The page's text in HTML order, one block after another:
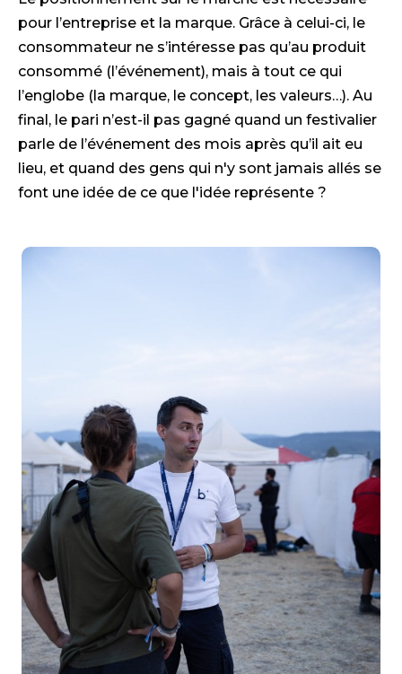
pour l’entreprise et la marque. Grâce à celui-ci, le
consommateur ne s’intéresse pas qu’au produit
consommé (l’événement), mais à tout ce qui
l’englobe (la marque, le concept, les valeurs…). Au
final, le pari n’est-il pas gagné quand un festivalier
parle de l’événement des mois après qu’il ait eu
lieu, et quand des gens qui n'y sont jamais allés se
font une idée de ce que l'idée représente ?